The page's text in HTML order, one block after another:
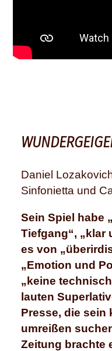
Daniel
Sinfonietta und
Sein Spiel habe
Tiefgang“, „klar
es von
„Emotion und
„keine
lauten
Presse, die sein
umreißen
Zeitung brachte